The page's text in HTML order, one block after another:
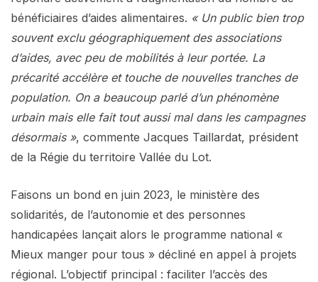
bénéficiaires d’aides alimentaires. « Un public bien trop
souvent exclu géographiquement des associations
d’aides, avec peu de mobilités à leur portée. La
précarité accélère et touche de nouvelles tranches de
population. On a beaucoup parlé d’un phénomène
urbain mais elle fait tout aussi mal dans les campagnes
désormais », commente Jacques Taillardat, président
de la Régie du territoire Vallée du Lot.
Faisons un bond en juin 2023, le ministère des
solidarités, de l’autonomie et des personnes
handicapées lançait alors le programme national «
Mieux manger pour tous » décliné en appel à projets
régional. L’objectif principal : faciliter l’accès des